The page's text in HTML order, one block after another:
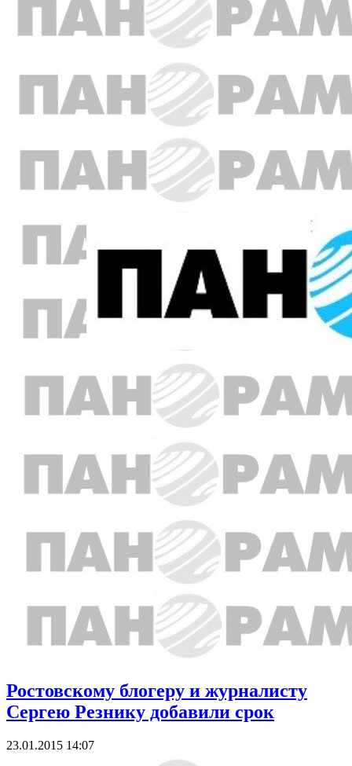
Ростовскому блогеру и журналисту
Сергею Резнику добавили срок
23.01.2015 14:07